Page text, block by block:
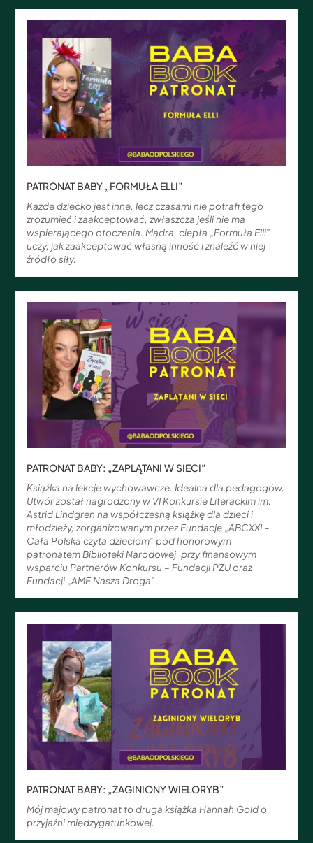
PATRONAT BABY „FORMUŁA ELLI”
Każde dziecko jest inne, lecz czasami nie potrafi tego
zrozumieć i zaakceptować, zwłaszcza jeśli nie ma
wspierającego otoczenia. Mądra, ciepła „Formuła Elli”
uczy, jak zaakceptować własną inność i znaleźć w niej
źródło siły.
PATRONAT BABY: „ZAPLĄTANI W SIECI”
Książka na lekcje wychowawcze. Idealna dla pedagogów.
Utwór został nagrodzony w VI Konkursie Literackim im.
Astrid Lindgren na współczesną książkę dla dzieci i
młodzieży, zorganizowanym przez Fundację „ABCXXI –
Cała Polska czyta dzieciom” pod honorowym
patronatem Biblioteki Narodowej, przy finansowym
wsparciu Partnerów Konkursu – Fundacji PZU oraz
Fundacji „AMF Nasza Droga”.
PATRONAT BABY: „ZAGINIONY WIELORYB”
Mój majowy patronat to druga książka Hannah Gold o
przyjaźni międzygatunkowej.